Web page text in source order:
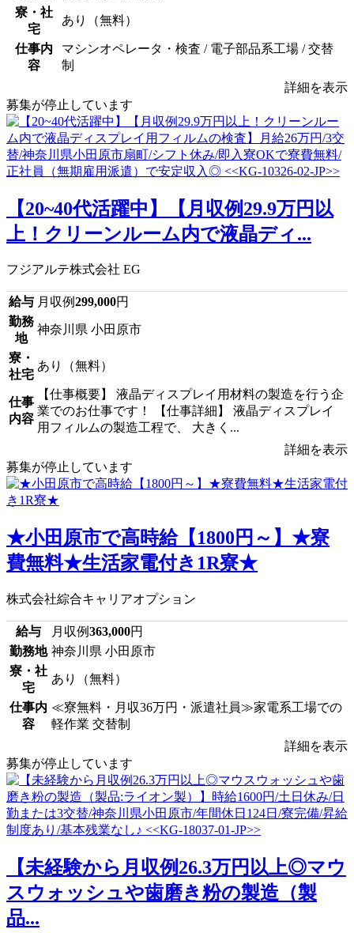
寮・社
宅
あり（無料）
仕事内
容
マシンオペレータ・検査 / 電子部品系工場 / 交替
制
詳細を表示
募集が停止しています
【20~40代活躍中】【月収例29.9万円以
上！クリーンルーム内で液晶ディ...
フジアルテ株式会社 EG
給与 月収例299,000円
勤務
地
神奈川県 小田原市
寮・
社宅
あり（無料）
仕事
内容
【仕事概要】 液晶ディスプレイ用材料の製造を行う企
業でのお仕事です！ 【仕事詳細】 液晶ディスプレイ
用フィルムの製造工程で、 大きく...
詳細を表示
募集が停止しています
★小田原市で高時給【1800円～】★寮
費無料★生活家電付き1R寮★
株式会社綜合キャリアオプション
給与 月収例363,000円
勤務地 神奈川県 小田原市
寮・社
宅
あり（無料）
仕事内
容
≪寮無料・月収36万円・派遣社員≫家電系工場での
軽作業 交替制
詳細を表示
募集が停止しています
【未経験から月収例26.3万円以上◎マウ
スウォッシュや歯磨き粉の製造（製
品...